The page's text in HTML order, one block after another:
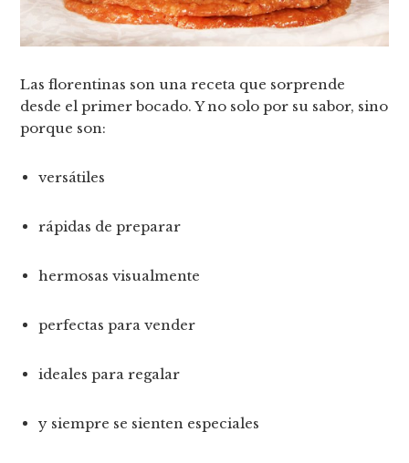
Las florentinas son una receta que sorprende
desde el primer bocado. Y no solo por su sabor, sino
porque son:
versátiles
rápidas de preparar
hermosas visualmente
perfectas para vender
ideales para regalar
y siempre se sienten especiales